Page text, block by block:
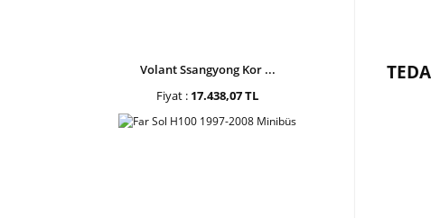
Volant Ssangyong Kor ...
Fiyat : 17.438,07 TL